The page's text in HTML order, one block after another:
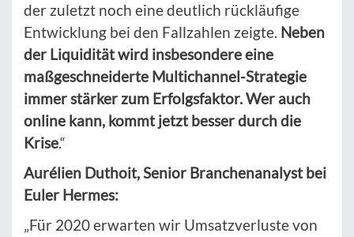
der zuletzt noch eine deutlich rückläufige
Entwicklung bei den Fallzahlen zeigte. Neben
der Liquidität wird insbesondere eine
maßgeschneiderte Multichannel-Strategie
immer stärker zum Erfolgsfaktor. Wer auch
online kann, kommt jetzt besser durch die
Krise.“
Aurélien Duthoit, Senior Branchenanalyst bei
Euler Hermes:
„Für 2020 erwarten wir Umsatzverluste von